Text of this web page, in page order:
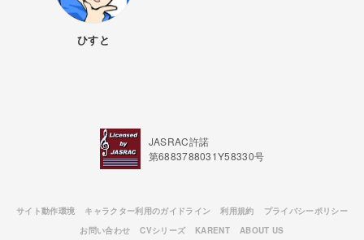
ひすと
JASRAC許諾
第6883788031Y58330号
サイト動作環境 キャラクター利用のガイドライン 利用規約
プライバシーポリシー
お問い合わせ
CVシリーズ KARENT ABOUT US